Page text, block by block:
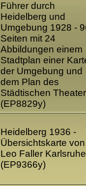
Führer durch
Heidelberg und
Umgebung 1928 -
Seiten mit 24
Abbildungen einem
Stadtplan einer
der Umgebung und
dem Plan des
Städtischen
(EP8829y)
Heidelberg 1936 -
Übersichtskarte von
Leo Faller Karlsruhe
(EP9366y)